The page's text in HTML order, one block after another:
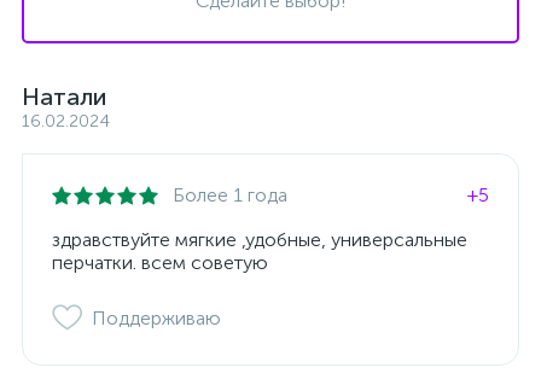
Натали
16.02.2024
Более 1 года
+5
здравствуйте мягкие ,удобные, универсальные
перчатки. всем советую
Поддерживаю